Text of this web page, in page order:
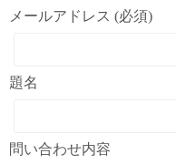
メールアドレス (必須)
題名
問い合わせ内容